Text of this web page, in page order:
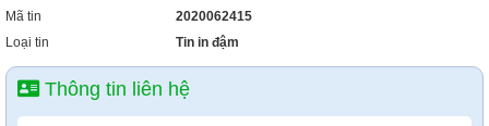
Mã tin
2020062415
Loại tin
Tin in đậm
Thông tin liên hệ